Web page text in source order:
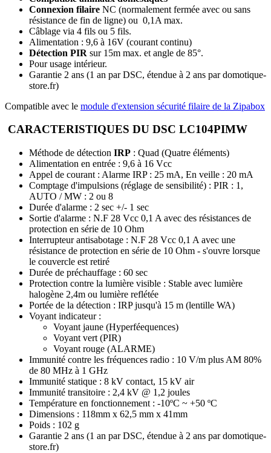
Connexion filaire NC (normalement fermée avec ou sans
résistance de fin de ligne) ou 0,1A max.
Câblage via 4 fils ou 5 fils.
Alimentation : 9,6 à 16V (courant continu)
Détection PIR sur 15m max. et angle de 85°.
Pour usage intérieur.
Garantie 2 ans (1 an par DSC, étendue à 2 ans par domotique-
store.fr)
Compatible avec le module d'extension sécurité filaire de la Zipabox
CARACTERISTIQUES DU DSC LC104PIMW
Méthode de détection IRP : Quad (Quatre éléments)
Alimentation en entrée : 9,6 à 16 Vcc
Appel de courant : Alarme IRP : 25 mA, En veille : 20 mA
Comptage d'impulsions (réglage de sensibilité) : PIR : 1,
AUTO / MW : 2 ou 8
Durée d'alarme : 2 sec +/- 1 sec
Sortie d'alarme : N.F 28 Vcc 0,1 A avec des résistances de
protection en série de 10 Ohm
Interrupteur antisabotage : N.F 28 Vcc 0,1 A avec une
résistance de protection en série de 10 Ohm - s'ouvre lorsque
le couvercle est retiré
Durée de préchauffage : 60 sec
Protection contre la lumière visible : Stable avec lumière
halogène 2,4m ou lumière reflétée
Portée de la détection : IRP jusqu'à 15 m (lentille WA)
Voyant indicateur :
Voyant jaune (Hyperféequences)
Voyant vert (PIR)
Voyant rouge (ALARME)
Immunité contre les fréquences radio : 10 V/m plus AM 80%
de 80 MHz à 1 GHz
Immunité statique : 8 kV contact, 15 kV air
Immunité transitoire : 2,4 kV @ 1,2 joules
Température en fonctionnement : -10ºC ~ +50 ºC
Dimensions : 118mm x 62,5 mm x 41mm
Poids : 102 g
Garantie 2 ans (1 an par DSC, étendue à 2 ans par domotique-
store.fr)